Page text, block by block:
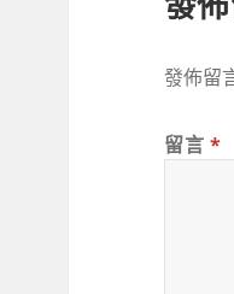
發佈留
留言*